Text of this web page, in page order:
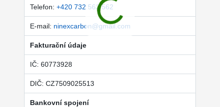
Telefon: +420 732 562 562
E-mail: ninexcarbon@gmail.com
Fakturační údaje
IČ: 60773928
DIČ: CZ7509025513
Bankovní spojení